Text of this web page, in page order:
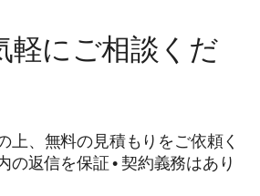
軽にご相談くだ
上、無料の見積もりをご依頼く
の返信を保証 • 契約義務はあり